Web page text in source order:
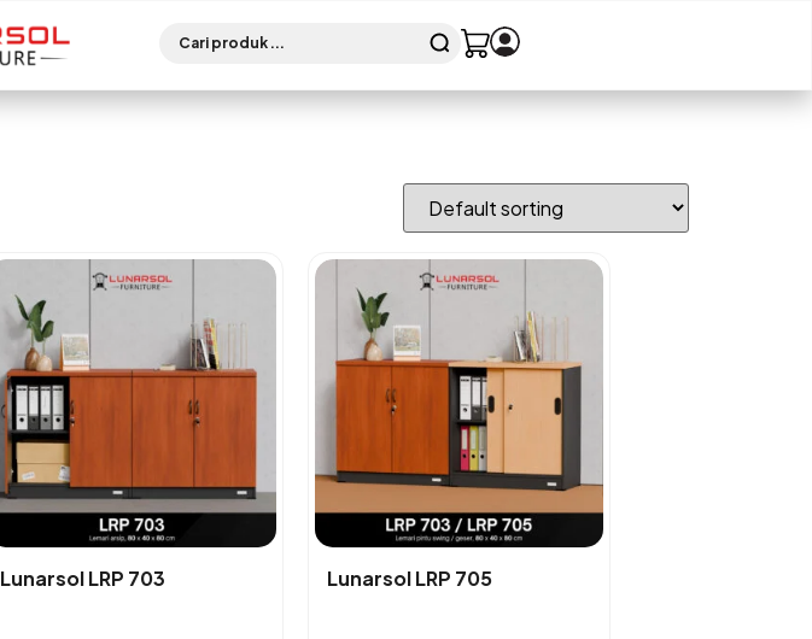
Lunarsol LRP 703 Lunarsol LRP 705